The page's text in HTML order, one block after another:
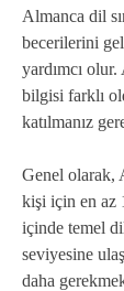
Almanca dil
becerilerini
yardımcı
bilgisi farklı
katılmanız
Genel olarak,
kişi için en az
içinde temel
seviyesine
daha